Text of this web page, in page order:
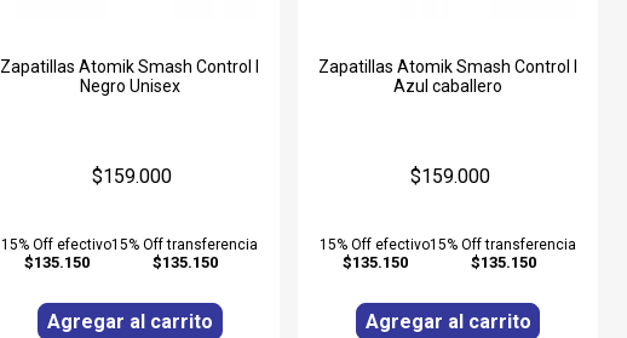
Zapatillas Atomik Smash Control I
Negro Unisex
$159.000
15% Off efectivo
$135.150
15% Off transferencia
$135.150
Agregar al carrito
Zapatillas Atomik Smash Control I
Azul caballero
$159.000
15% Off efectivo
$135.150
15% Off transferencia
$135.150
Agregar al carrito